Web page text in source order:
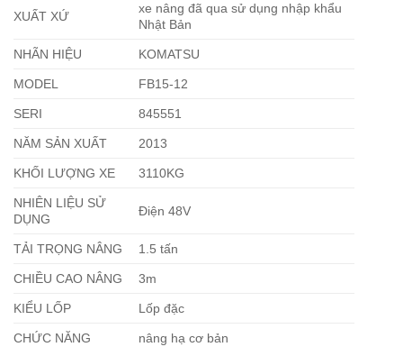
XUẤT XỨ
xe nâng đã qua sử dụng nhập khẩu
Nhật Bản
NHÃN HIỆU KOMATSU
MODEL FB15-12
SERI 845551
NĂM SẢN XUẤT 2013
KHỐI LƯỢNG XE 3110KG
NHIÊN LIỆU SỬ
DỤNG
Điện 48V
TẢI TRỌNG NÂNG 1.5 tấn
CHIỀU CAO NÂNG 3m
KIỂU LỐP Lốp đặc
CHỨC NĂNG nâng hạ cơ bản